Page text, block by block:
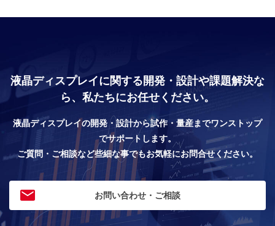
液晶ディスプレイに関する開発・設計や課題解決な
ら、私たちにお任せください。
液晶ディスプレイの開発・設計から試作・量産までワンストップ
でサポートします。
ご質問・ご相談など些細な事でもお気軽にお問合せください。
お問い合わせ・ご相談